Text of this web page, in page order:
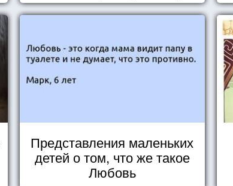
Представления маленьких
детей о том, что же такое
Любовь